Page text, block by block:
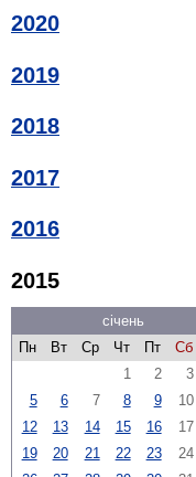
2020
2019
2018
2017
2016
2015
січень
Пн
Вт Ср Чт Пт Сб
1
2 3
5
6 7 8 9 10
12
13 14 15 16 17
19
20 21 22 23 24